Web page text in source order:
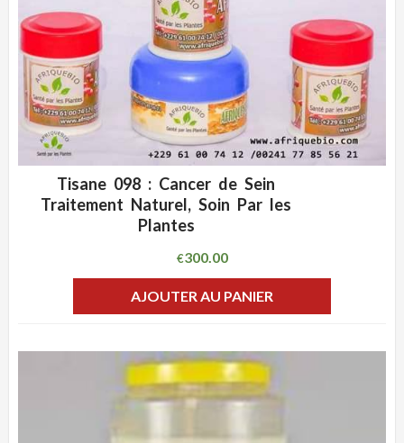
ADD WISHLIST
Tisane 098 : Cancer de Sein
Traitement Naturel, Soin Par les
Plantes
€300.00
AJOUTER AU PANIER